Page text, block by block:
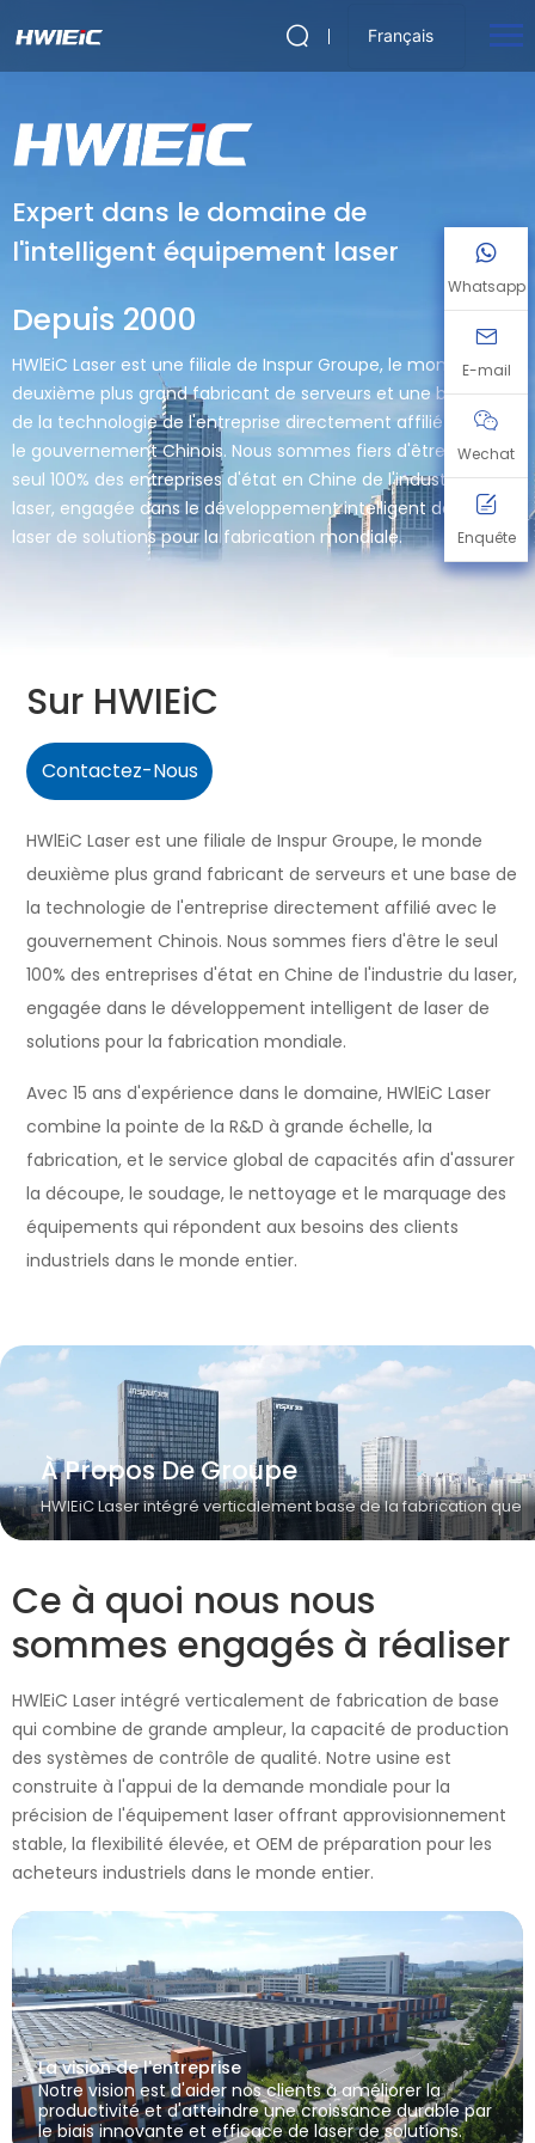
Français
Expert dans le domaine de
l'intelligent équipement laser
Depuis 2000
HWlEiC Laser est une filiale de Inspur Groupe, le monde
deuxième plus grand fabricant de serveurs et une base
de la technologie de l'entreprise directement affilié avec
le gouvernement Chinois. Nous sommes fiers d'être le
seul 100% des entreprises d'état en Chine de l'industrie du
laser, engagée dans le développement intelligent de
laser de solutions pour la fabrication mondiale.
Sur HWIEiC
Contactez-Nous
HWlEiC Laser est une filiale de Inspur Groupe, le monde
deuxième plus grand fabricant de serveurs et une base de
la technologie de l'entreprise directement affilié avec le
gouvernement Chinois. Nous sommes fiers d'être le seul
100% des entreprises d'état en Chine de l'industrie du laser,
engagée dans le développement intelligent de laser de
solutions pour la fabrication mondiale.
Avec 15 ans d'expérience dans le domaine, HWlEiC Laser
combine la pointe de la R&D à grande échelle, la
fabrication, et le service global de capacités afin d'assurer
la découpe, le soudage, le nettoyage et le marquage des
équipements qui répondent aux besoins des clients
industriels dans le monde entier.
À Propos De Groupe
HWlEiC Laser intégré verticalement base de la fabrication que
Ce à quoi nous nous
sommes engagés à réaliser
HWlEiC Laser intégré verticalement de fabrication de base
qui combine de grande ampleur, la capacité de production
des systèmes de contrôle de qualité. Notre usine est
construite à l'appui de la demande mondiale pour la
précision de l'équipement laser offrant approvisionnement
stable, la flexibilité élevée, et OEM de préparation pour les
acheteurs industriels dans le monde entier.
La vision de l'entreprise
Notre vision est d'aider nos clients à améliorer la
productivité et d'atteindre une croissance durable par
le biais innovante et efficace de laser de solutions.
Whatsapp
E-mail
Wechat
Enquête